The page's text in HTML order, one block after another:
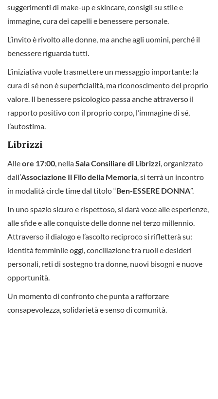
suggerimenti di make-up e skincare, consigli su stile e
immagine, cura dei capelli e benessere personale.
L’invito è rivolto alle donne, ma anche agli uomini, perché il
benessere riguarda tutti.
L’iniziativa vuole trasmettere un messaggio importante: la
cura di sé non è superficialità, ma riconoscimento del proprio
valore. Il benessere psicologico passa anche attraverso il
rapporto positivo con il proprio corpo, l’immagine di sé,
l’autostima.
Librizzi
Alleore 17:00, nellaSala Consiliare di Librizzi, organizzato
dall’Associazione Il Filo della Memoria, si terrà un incontro
in modalità circle time dal titolo “Ben-ESSERE DONNA”.
In uno spazio sicuro e rispettoso, si darà voce alle esperienze,
alle sfide e alle conquiste delle donne nel terzo millennio.
Attraverso il dialogo e l’ascolto reciproco si rifletterà su:
identità femminile oggi, conciliazione tra ruoli e desideri
personali, reti di sostegno tra donne, nuovi bisogni e nuove
opportunità.
Un momento di confronto che punta a rafforzare
consapevolezza, solidarietà e senso di comunità.